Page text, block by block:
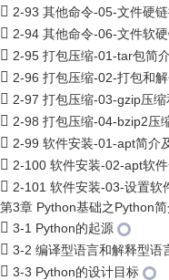
2-93 其他命令-05-文件硬
2-94 其他命令-06-文件软
2-95 打包压缩-01-tar包简
2-96 打包压缩-02-打包和
2-97 打包压缩-03-gzip压
2-98 打包压缩-04-bzip2压
2-99 软件安装-01-apt简介
2-100 软件安装-02-apt软
2-101 软件安装-03-设置软
第3章 Python基础之Python简
3-1 Python的起源
3-2 编译型语言和解释型语
3-3 Python的设计目标